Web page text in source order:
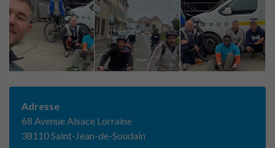
Adresse
68 Avenue Alsace Lorraine
38110 Saint-Jean-de-Soudain